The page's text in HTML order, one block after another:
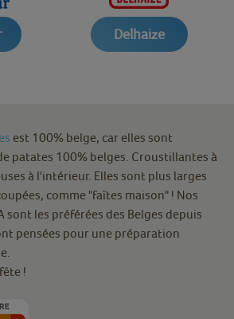
Delhaize
est 100% belge, car elles sont
patates 100% belges. Croustillantes à
à l'intérieur. Elles sont plus larges
comme "faîtes maison" ! Nos
sont les préférées des Belges depuis
pensées pour une préparation
!